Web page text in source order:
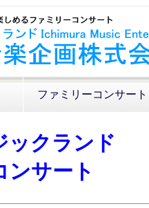
ファミリーコンサート
ックランド
ンサート